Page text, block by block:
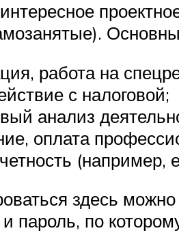
работа на
с налоговой;
анализ
оплата
здесь
пароль, по